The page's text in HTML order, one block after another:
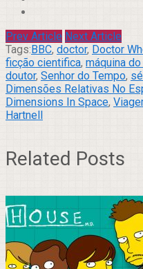
Prev Article Next Article
Tags:BBC, doctor, Doctor
ficção cientifica, máquina
doutor, Senhor do Tempo,
Dimensões Relativas No
Dimensions In Space,
Hartnell
Related Posts